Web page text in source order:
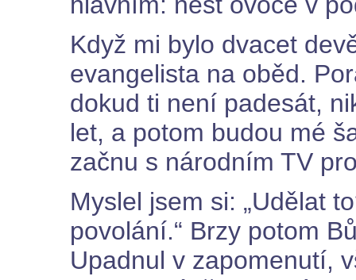
Když mi bylo dvacet
evangelista na oběd.
dokud ti není padesát,
let, a potom budou mé
začnu s národním TV
Myslel jsem si: „Udělat
povolání.“ Brzy potom
Upadnul v zapomenutí,